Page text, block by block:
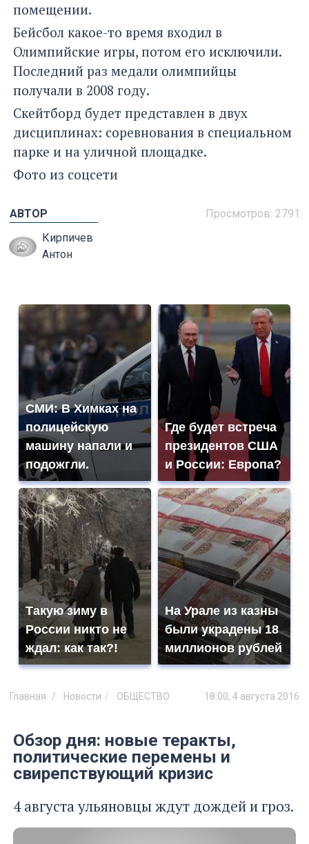
помещении.
Бейсбол какое-то время входил в
Олимпийские игры, потом его исключили.
Последний раз медали олимпийцы
получали в 2008 году.
Скейтборд будет представлен в двух
дисциплинах: соревнования в специальном
парке и на уличной площадке.
Фото из соцсети
Просмотров: 2791
АВТОР
Кирпичев
Антон
СМИ: В Химках на
полицейскую
машину напали и
подожгли.
Где будет встреча
президентов США
и России: Европа?
Такую зиму в
России никто не
ждал: как так?!
На Урале из казны
были украдены 18
миллионов рублей
Главная Новости ОБЩЕСТВО 18:00, 4 августа 2016
Обзор дня: новые теракты,
политические перемены и
свирепствующий кризис
4 августа ульяновцы ждут дождей и гроз.